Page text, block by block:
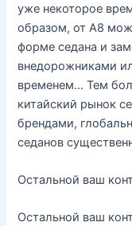
уже некоторое
образом, от A8
форме седана и
внедорожниками
временем… Тем
китайский рынок
брендами,
седанов
Остальной ваш
Остальной ваш